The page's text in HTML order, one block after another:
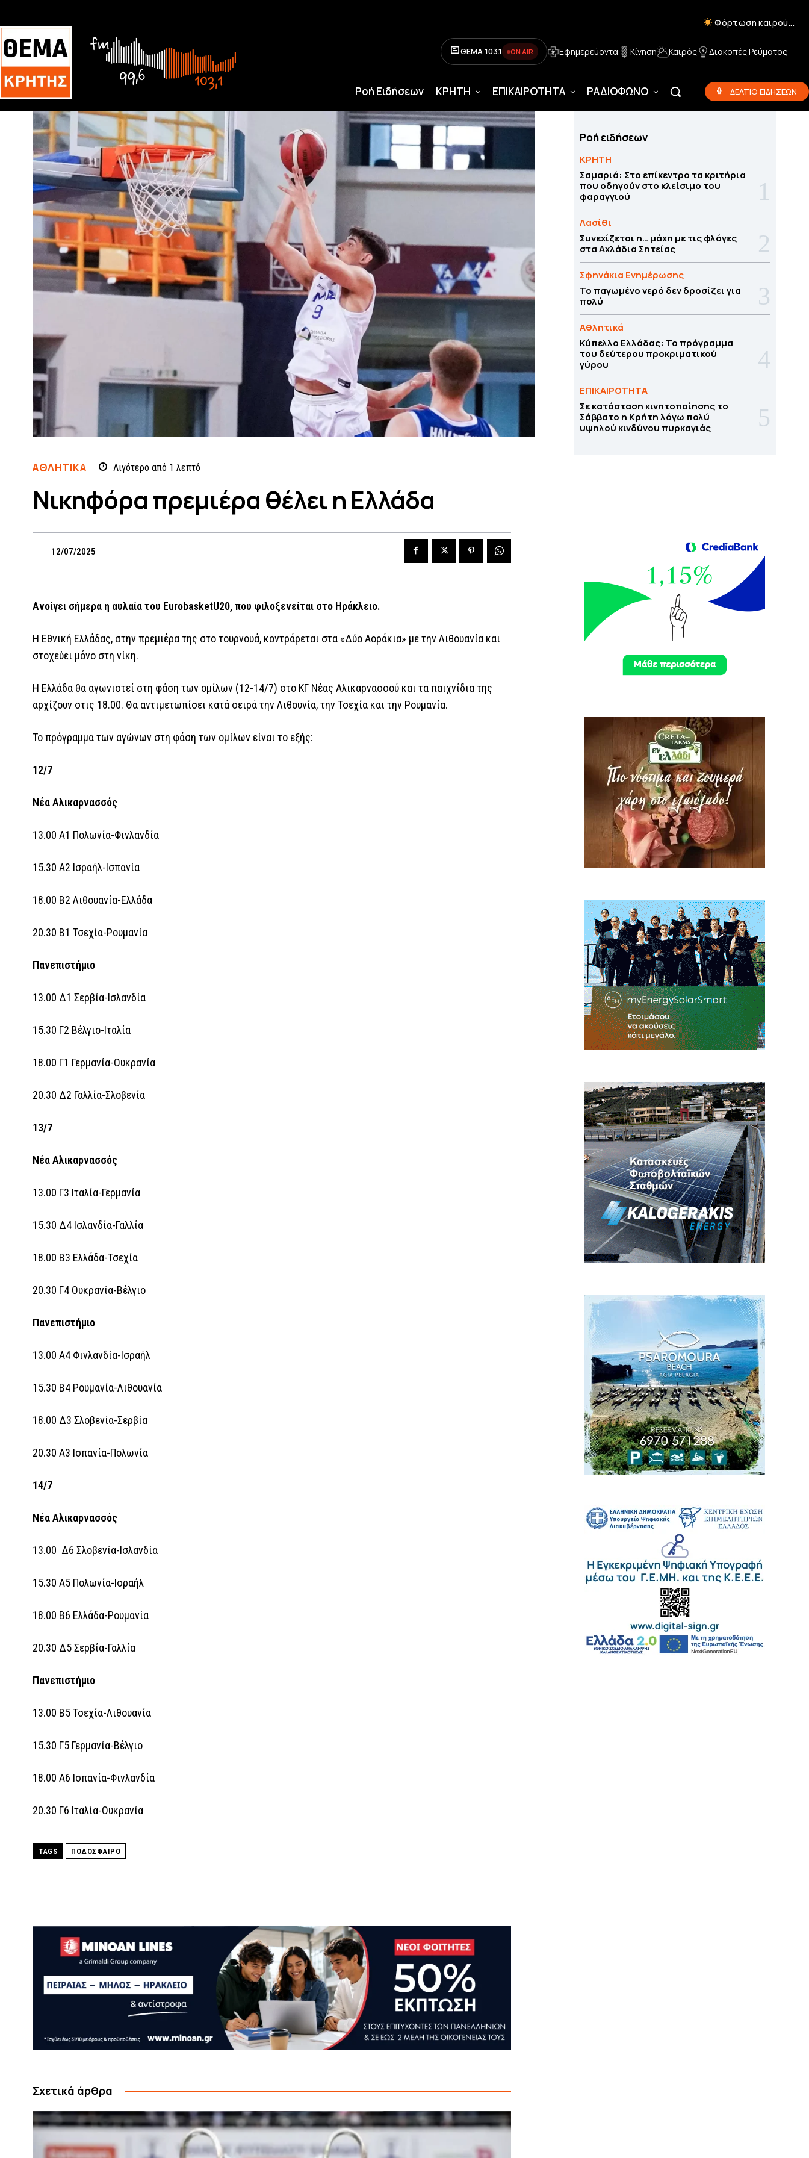
Φόρτωση καιρού...
ΘΕΜΑ 103.1 ON AIR Εφημερεύοντα Κίνηση Καιρός Διακοπές Ρεύματος
Ροή Ειδήσεων ΚΡΗΤΗ ΕΠΙΚΑΙΡΟΤΗΤΑ ΡΑΔΙΟΦΩΝΟ ΔΕΛΤΙΟ ΕΙΔΗΣΕΩΝ
ΑΘΛΗΤΙΚΆ Λιγότερο από 1 λεπτό
Νικηφόρα πρεμιέρα θέλει η Ελλάδα
12/07/2025
Ανοίγει σήμερα η αυλαία του EurobasketU20, που φιλοξενείται στο Ηράκλειο.
Η Εθνική Ελλάδας, στην πρεμιέρα της στο τουρνουά, κοντράρεται στα «Δύο Αοράκια» με την Λιθουανία και
στοχεύει μόνο στη νίκη.
Η Ελλάδα θα αγωνιστεί στη φάση των ομίλων (12-14/7) στο ΚΓ Νέας Αλικαρνασσού και τα παιχνίδια της
αρχίζουν στις 18.00. Θα αντιμετωπίσει κατά σειρά την Λιθουνία, την Τσεχία και την Ρουμανία.
Το πρόγραμμα των αγώνων στη φάση των ομίλων είναι το εξής:
12/7
Νέα Αλικαρνασσός
13.00 Α1 Πολωνία-Φινλανδία
15.30 Α2 Ισραήλ-Ισπανία
18.00 Β2 Λιθουανία-Ελλάδα
20.30 Β1 Τσεχία-Ρουμανία
Πανεπιστήμιο
13.00 Δ1 Σερβία-Ισλανδία
15.30 Γ2 Βέλγιο-Ιταλία
18.00 Γ1 Γερμανία-Ουκρανία
20.30 Δ2 Γαλλία-Σλοβενία
13/7
Νέα Αλικαρνασσός
13.00 Γ3 Ιταλία-Γερμανία
15.30 Δ4 Ισλανδία-Γαλλία
18.00 Β3 Ελλάδα-Τσεχία
20.30 Γ4 Ουκρανία-Βέλγιο
Πανεπιστήμιο
13.00 Α4 Φινλανδία-Ισραήλ
15.30 Β4 Ρουμανία-Λιθουανία
18.00 Δ3 Σλοβενία-Σερβία
20.30 Α3 Ισπανία-Πολωνία
14/7
Νέα Αλικαρνασσός
13.00 Δ6 Σλοβενία-Ισλανδία
15.30 Α5 Πολωνία-Ισραήλ
18.00 Β6 Ελλάδα-Ρουμανία
20.30 Δ5 Σερβία-Γαλλία
Πανεπιστήμιο
13.00 Β5 Τσεχία-Λιθουανία
15.30 Γ5 Γερμανία-Βέλγιο
18.00 Α6 Ισπανία-Φινλανδία
20.30 Γ6 Ιταλία-Ουκρανία
TAGS ΠΟΔΟΣΦΑΙΡΟ
Σχετικά άρθρα
Ροή ειδήσεων
ΚΡΗΤΗ
Σαμαριά: Στο επίκεντρο τα κριτήρια
που οδηγούν στο κλείσιμο του
φαραγγιού
Λασίθι
Συνεχίζεται η… μάχη με τις φλόγες
στα Αχλάδια Σητείας
Σφηνάκια Ενημέρωσης
Το παγωμένο νερό δεν δροσίζει για
πολύ
Αθλητικά
Κύπελλο Ελλάδας: Το πρόγραμμα
του δεύτερου προκριματικού
γύρου
ΕΠΙΚΑΙΡΟΤΗΤΑ
Σε κατάσταση κινητοποίησης το
Σάββατο η Κρήτη λόγω πολύ
υψηλού κινδύνου πυρκαγιάς